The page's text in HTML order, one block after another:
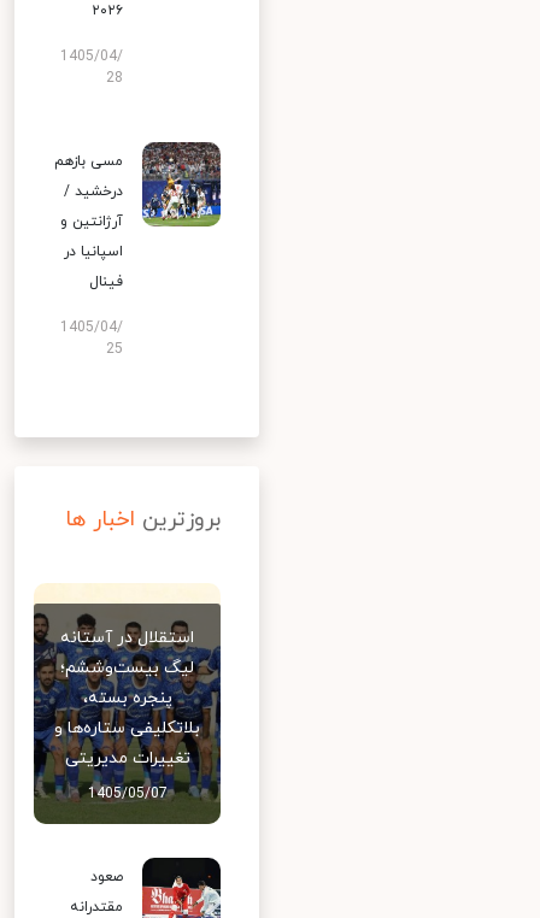
۲۰۲۶
1405/04/
28
مسی بازهم
درخشید /
آرژانتین و
اسپانیا در
فینال
1405/04/
25
بروزترین اخبار ها
استقلال در آستانه
لیگ بیست‌وششم؛
پنجره بسته،
بلاتکلیفی ستاره‌ها و
تغییرات مدیریتی
1405/05/07
صعود
مقتدرانه